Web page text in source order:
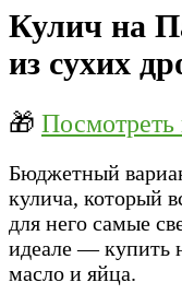
Кулич на
из сухих
🎁 Посмотреть
Бюджетный
кулича, который
для него самые
идеале — купить
масло и яйца.